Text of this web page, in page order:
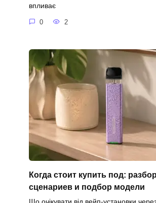
впливає
0 2
Когда стоит купить под: разбор
сценариев и подбор модели